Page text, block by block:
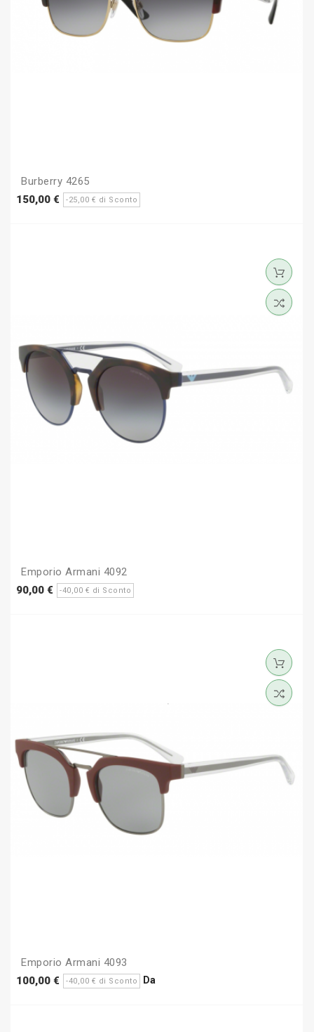
Burberry 4265
150,00 €
Prezzo
base
-25,00 € di Sconto
Emporio Armani 4092
90,00 €
Prezzo
base
-40,00 € di Sconto
Emporio Armani 4093
100,00 €
Prezzo
base
-40,00 € di Sconto Da